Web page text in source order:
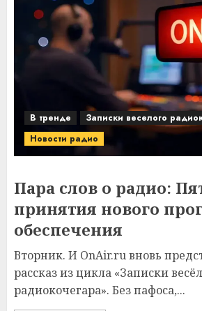
В тренде
Записки веселого
Новости радио
Пара слов о радио:
принятия нового
обеспечения
Вторник. И OnAir.ru вновь
рассказ из цикла «Записки
радиокочегара». Без пафоса,...